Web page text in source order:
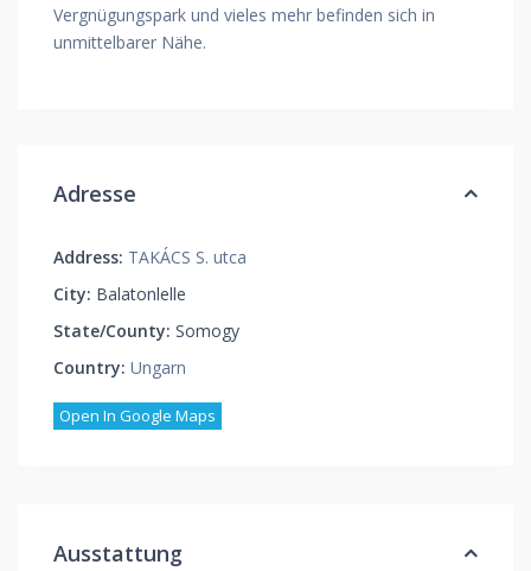
Vergnügungspark und vieles mehr befinden sich in
unmittelbarer Nähe.
Adresse
Address: TAKÁCS S. utca
City: Balatonlelle
State/County: Somogy
Country: Ungarn
Open In Google Maps
Ausstattung